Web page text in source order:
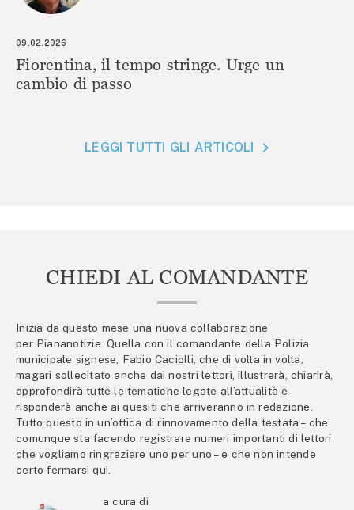
09.02.2026
Fiorentina, il tempo stringe. Urge un
cambio di passo
LEGGI TUTTI GLI ARTICOLI
CHIEDI AL COMANDANTE
Inizia da questo mese una nuova collaborazione
per Piananotizie. Quella con il comandante della Polizia
municipale signese, Fabio Caciolli, che di volta in volta,
magari sollecitato anche dai nostri lettori, illustrerà, chiarirà,
approfondirà tutte le tematiche legate all’attualità e
risponderà anche ai quesiti che arriveranno in redazione.
Tutto questo in un’ottica di rinnovamento della testata – che
comunque sta facendo registrare numeri importanti di lettori
che vogliamo ringraziare uno per uno – e che non intende
certo fermarsi qui.
a cura di